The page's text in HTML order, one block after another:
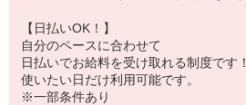
【日払いOK！】
自分のペースに合わせて
日払いでお給料を受け取れる制度です！
使いたい日だけ利用可能です。
※一部条件あり